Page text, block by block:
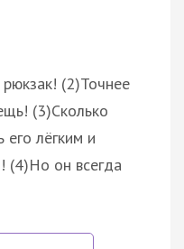
(2)Точнее
(3)Сколько
его лёгким и
(4)Но он всегда